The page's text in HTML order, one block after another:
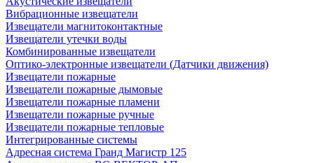
Вибрационные извещатели
Извещатели магнитоконтактные
Извещатели утечки воды
Комбинированные извещатели
Оптико-электронные извещатели (Датчики движения)
Извещатели пожарные
Извещатели пожарные дымовые
Извещатели пожарные пламени
Извещатели пожарные ручные
Извещатели пожарные тепловые
Интегрированные системы
Адресная система Гранд Магистр 125